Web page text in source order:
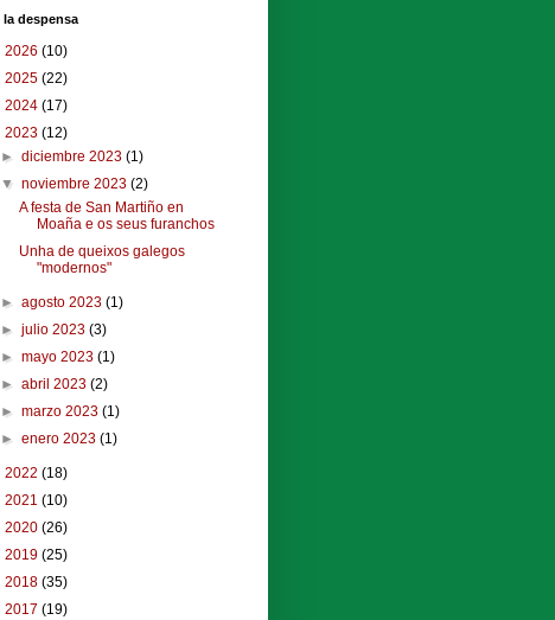
la despensa
2026 (10)
2025 (22)
2024 (17)
2023 (12)
►diciembre 2023(1)
▼noviembre 2023(2)
A festa de San Martiño en
Moaña e os seus furanchos
Unha de queixos galegos
"modernos"
►agosto 2023(1)
►julio 2023(3)
►mayo 2023(1)
►abril 2023(2)
►marzo 2023(1)
►enero 2023(1)
2022 (18)
2021 (10)
2020 (26)
2019 (25)
2018 (35)
2017 (19)